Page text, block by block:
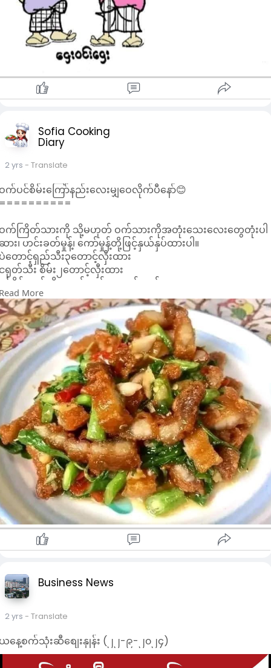
Sofia Cooking
Diary
2 yrs - Translate
က်ပင်စိမ်းကြော်နည်းလေးမျှဝေလိုက်ပီနော်😊
က်ကြိတ်သားကို သို့မဟုတ် ဝက်သားကိုအတုံးသေးလေးတွေတုံးပါ
ား၊ ဟင်းခတ်မှုန့်၊ ကော်မှုန့်တို့ဖြင့်နှယ်နှပ်ထားပါ။
တောင့်ရှည်သီး၃တောင့်လှီးထား
ရုတ်သီး စိမ်း၂တောင့်လှီးထား
င်စိမ်းရွက်သို့မဟုတ် ဖက်ကဖောင်းရွက်
နည်းငယ်ကို ရေဆေးထား။
ြက်သွန်နီ၊ ဖြူ အနည်းငယ်လှီးထား။
ငံပြာရည်အကြည်၊ ဟင်းခတ်မှုန့်၊
ော်မှုန့်အနည်းငယ်စီကို ရေဖြင့်ဖျော်ထားပါ။
ြက်သွန်နီ၊ ဖြူ ကိုအရင်ထည့်ကြော်
က်ကြိတ်သားထည့်မွှေ၊
သီးနှင့်ငရုတ်သီးထည့်၊
ျက်ခါနီး ဖျော်ထားသောကော်ရည်လောင်းထည့်၊
င်စိမ်းရွက်အုပ်ပြီး ချနိုင်ပါပြီ။သုံးဆောင်နိုင်ပါပြီ။
ဖိုးသက်kitchen
မူးရင်း
က်ပင်စိမ်းကြော်
က်ကြိတ်သားကို သို့မဟုတ် ဝကျသားကျုလိုသလိုအတုံးသေးတုံး
ား၊ ဟင်းခတ်မှုန့်၊ ကော်မှုန့်တို့ဖြင့်နှယ်နှပ်ထားပါ။
တောင့်ရှည်သီး၃တောင့်လှီးထား
ရုတ်သီး စိမ်း၂တောင့်လှီးထား
နည်းငယ်ကို ရေဆေးထား။
ြက်သွန်နီ၊ ဖြူ အနည်းငယ်လှီးထား။
ငံပြာရည်အကြည်၊ ဟင်းခတ်မှုန့်၊
ော်မှုန့်အနည်းငယ်စီကို ရေဖြင့်ဖျော်ထားပါ။
က်ကြိတ်သားထည့်မွှေ၊
သီးနှင့်ငရုတ်သီးထည့်၊
More
Business News
2 yrs - Translate
နေ့စက်သုံးဆီစျေးနှုန်း (၂၂-၉-၂၀၂၄)